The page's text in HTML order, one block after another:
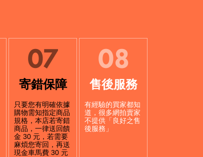
寄錯保障
只要您有明確依據
購物需知指定商品
規格，本店若寄錯
商品，一律送回饋
金 30 元，若需要
麻煩您寄回，再送
現金車馬費 30 元
售後服務
有經驗的買家都知
道，很多網拍賣家
不提供「良好之售
後服務」